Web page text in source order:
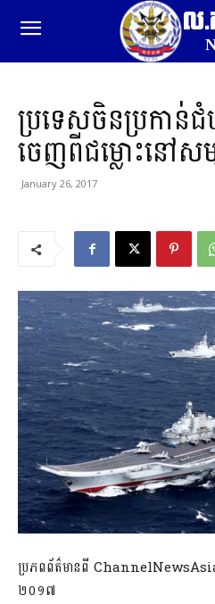
ល.
ប្រទេសចិនប្រកាន់
ចេញពីជម្លោះនៅស
January 26, 2017
ប្រភពព័ត៌មានពី ChannelNewsAsia
២០១៧